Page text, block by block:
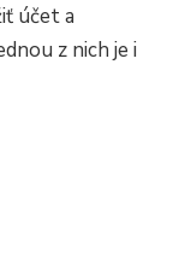
účet a
z nich je i